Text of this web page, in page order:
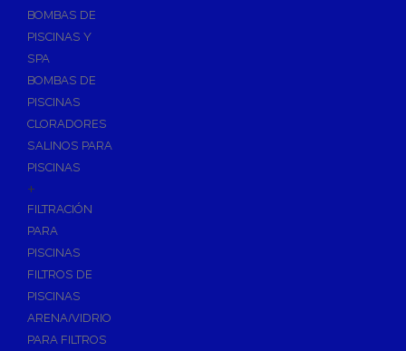
BOMBAS DE
PISCINAS Y
SPA
BOMBAS DE
PISCINAS
CLORADORES
SALINOS PARA
PISCINAS
+
FILTRACIÓN
PARA
PISCINAS
FILTROS DE
PISCINAS
ARENA/VIDRIO
PARA FILTROS